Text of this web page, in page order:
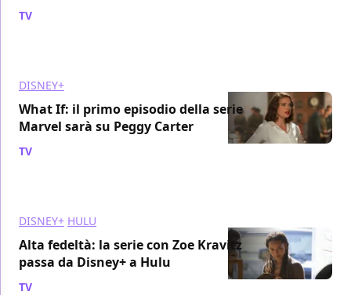
TV
DISNEY+
What If: il primo episodio della serie
Marvel sarà su Peggy Carter
TV
DISNEY+ HULU
Alta fedeltà: la serie con Zoe Kravitz
passa da Disney+ a Hulu
TV